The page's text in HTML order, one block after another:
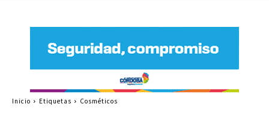
Inicio Etiquetas Cosméticos